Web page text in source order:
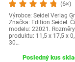
(6×)
Výrobce: Seidel Verlag
Značka: Edition Seidel.
modelu: 22021. Rozměry
produktu: 11,5 x 17,5 x
30…
Posledný kus